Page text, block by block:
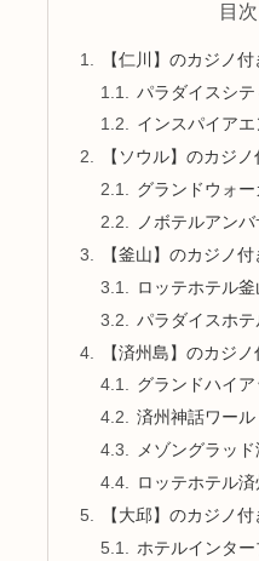
目次
【仁川】のカジノ
パラダイスシ
インスパイア
【ソウル】のカジ
グランドウォ
ノボテルアン
【釜山】のカジノ
ロッテホテル釜
パラダイスホテ
【済州島】のカジ
グランドハイア
済州神話ワー
メゾングラッド
ロッテホテル済
【大邱】のカジノ
ホテルインタ